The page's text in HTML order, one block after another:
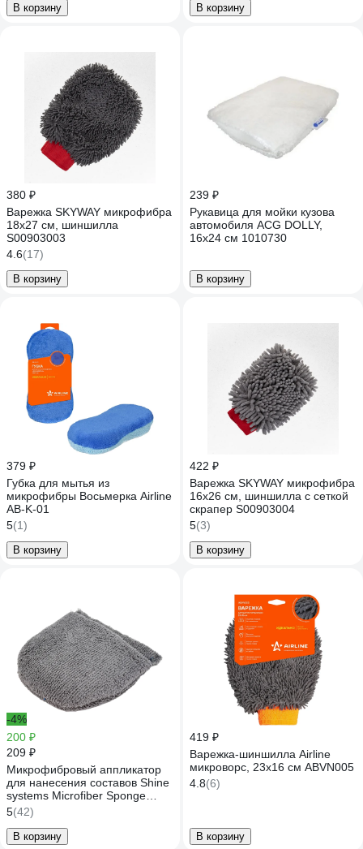
В корзину В корзину
380 ₽
Варежка SKYWAY микрофибра
18х27 см, шиншилла
S00903003
4.6(17)
В корзину
239 ₽
Рукавица для мойки кузова
автомобиля ACG DOLLY,
16x24 см 1010730
В корзину
379 ₽
Губка для мытья из
микрофибры Восьмерка Airline
AB-K-01
5(1)
В корзину
422 ₽
Варежка SKYWAY микрофибра
16х26 см, шиншилла с сеткой
скрапер S00903004
5(3)
В корзину
-4%
200 ₽
209 ₽
Микрофибровый аппликатор
для нанесения составов Shine
systems Microfiber Sponge
SS871
5(42)
В корзину
419 ₽
Варежка-шиншилла Airline
микроворс, 23х16 см ABVN005
4.8(6)
В корзину